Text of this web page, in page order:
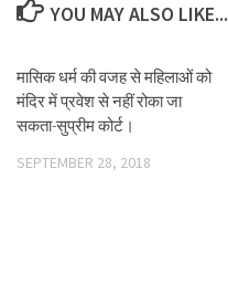
YOU MAY ALSO LIKE...
मासिक धर्म की वजह से महिलाओं को
मंदिर में प्रवेश से नहीं रोका जा
सकता-सुप्रीम कोर्ट।
SEPTEMBER 28, 2018